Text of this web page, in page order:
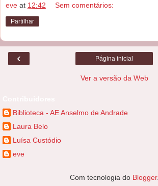
eve at 12:42 Sem comentários:
Partilhar
‹ Página inicial
Ver a versão da Web
Biblioteca - AE Anselmo de Andrade
Laura Belo
Luísa Custódio
eve
Com tecnologia do Blogger.